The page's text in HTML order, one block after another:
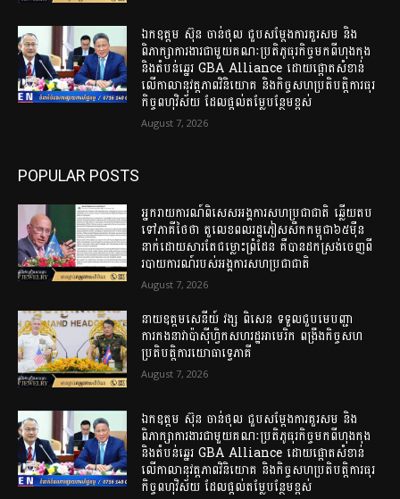
ឯកឧត្តម ស៊ុន ចាន់ថុល ជួបសម្តែងការគួរសម និង
ពិភាក្សាការងារជាមួយគណៈប្រតិភូធុរកិច្ចមកពីហុងកុង
និងតំបន់ឆ្នេរ GBA Alliance ដោយផ្តោតសំខាន់
លើកាលានុវត្តភាពវិនិយោគ និងកិច្ចសហប្រតិបត្តិការធុរ
កិច្ចពហុវិស័យ ដែលផ្តល់តម្លែបន្ថែមខ្ពស់
August 7, 2026
POPULAR POSTS
អ្នករាយការណ៍ពិសេសអង្គការសហប្រជាជាតិ ឆ្លើយតប
ទៅភាគីថៃថា តួលេខពលរដ្ឋភៀសសឹកកម្ពុជា៦៥ម៉ឺន
នាក់ដោយសារតែជម្លោះព្រំដែន គឺបានដកស្រង់ចេញពី
របាយការណ៍របស់អង្គការសហប្រជាជាតិ
August 7, 2026
នាយឧត្តមសេនីយ៍ វង្ស ពិសេន ទទួលជួបមេបញ្ជា
ការកងនាវាប៉ាស៊ីហ្វិកសហរដ្ឋអាមេរិក ពង្រឹងកិច្ចសហ
ប្រតិបត្តិការយោធាទ្វេភាគី
August 7, 2026
ឯកឧត្តម ស៊ុន ចាន់ថុល ជួបសម្តែងការគួរសម និង
ពិភាក្សាការងារជាមួយគណៈប្រតិភូធុរកិច្ចមកពីហុងកុង
និងតំបន់ឆ្នេរ GBA Alliance ដោយផ្តោតសំខាន់
លើកាលានុវត្តភាពវិនិយោគ និងកិច្ចសហប្រតិបត្តិការធុរ
កិច្ចពហុវិស័យ ដែលផ្តល់តម្លែបន្ថែមខ្ពស់